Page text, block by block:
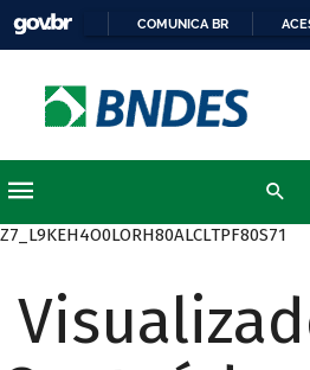
COMUNICA BR
Z7_L9KEH4O0LORH80ALCLTPF80S71